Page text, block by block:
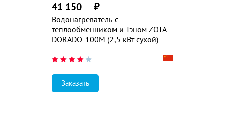
Водонагреватель с
теплообменником и Тэном ZOTA
DORADO-100М (2,5 кВт сухой)
41 150 ₽
Заказать